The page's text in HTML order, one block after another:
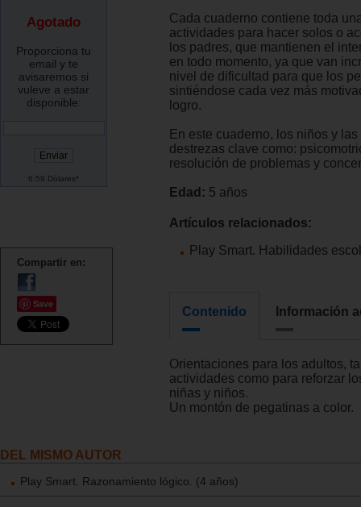
Agotado
Proporciona tu
email y te
avisaremos si
vuleve a estar
disponible:
6.59 Dólares*
Compartir en:
Save
Cada cuaderno contiene toda
actividades para hacer solos o
los padres, que mantienen el
en todo momento, ya que van
nivel de dificultad para que los
sintiéndose cada vez más
logro.
En este cuaderno, los niños y
destrezas clave como:
resolución de problemas y
Edad: 5 años
Artículos relacionados:
Play Smart. Habilidades
Contenido Información
Orientaciones para los adultos,
actividades como para reforzar
niñas y niños.
Un montón de pegatinas a color.
DEL MISMO AUTOR
Play Smart. Razonamiento lógico. (4 años)